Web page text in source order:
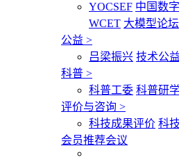
YOCSEF 中国数
WCET 大模型论坛
公益 >
吕梁振兴 技术公
科普 >
科普工委 科普研
评价与咨询 >
科技成果评价 科
会员推荐会议